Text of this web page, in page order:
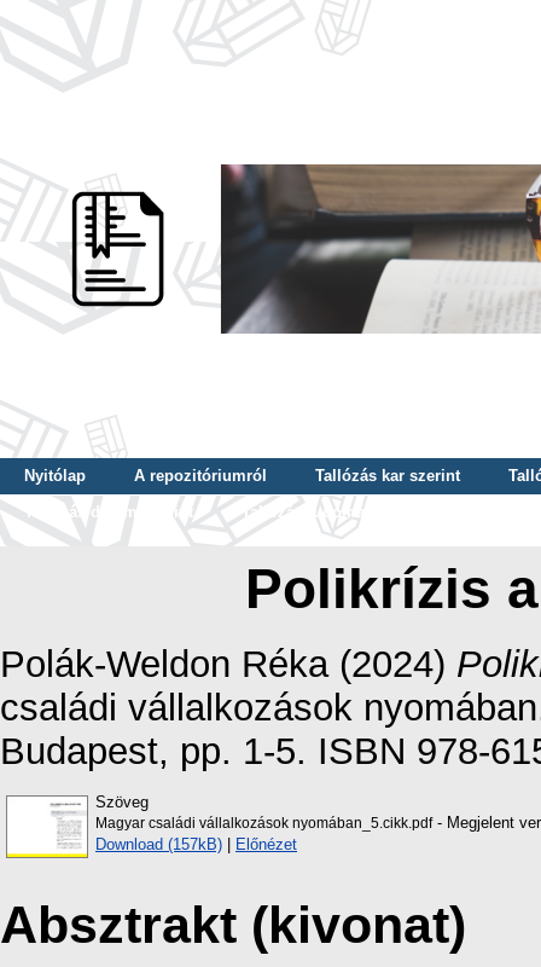
Nyitólap A repozitóriumról Tallózás kar szerint
Tallózás dátum szerint
Tallózás tudományterület szerint
Polikrízis
Polák-Weldon Réka(2024)
családi vállalkozások
Budapest, pp. 1-5. ISBN 978-
Szöveg
Magyar családi vállalkozások nyomában_5.cikk.pdf- Megjelent
Download (157kB) | Előnézet
Absztrakt (kivonat)